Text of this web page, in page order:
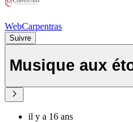
WebCarpentras
Suivre
Musique aux
il y a 16 ans